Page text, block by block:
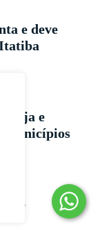
e deve
e
municípios
e